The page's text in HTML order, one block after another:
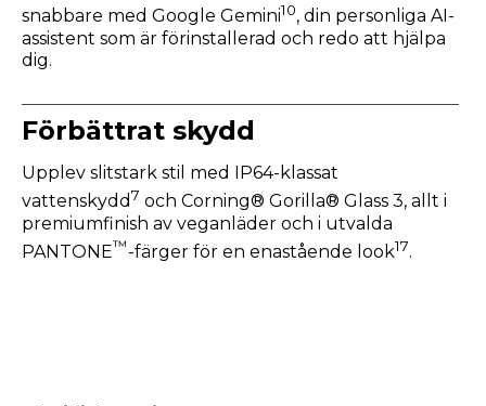
snabbare med Google Gemini10, din personliga AI-
assistent som är förinstallerad och redo att hjälpa
dig.
Förbättrat skydd
Upplev slitstark stil med IP64-klassat
vattenskydd7 och Corning® Gorilla® Glass 3, allt i
premiumfinish av veganläder och i utvalda
PANTONE™-färger för en enastående look17.